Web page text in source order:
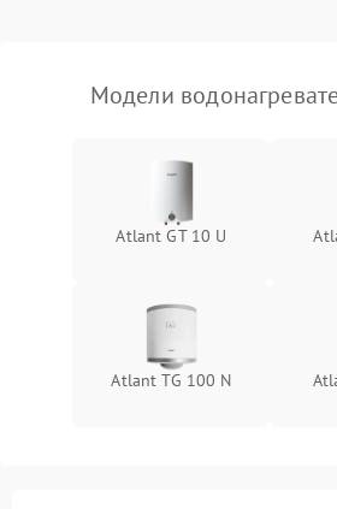
Модели
Atlant GT 10 U
Atlant TG 100 N